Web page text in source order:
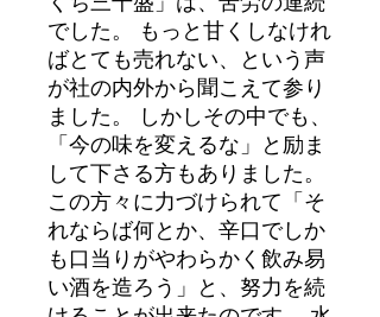
でした。 もっと甘くしなけれ
ばとても売れない、という声
が社の内外から聞こえて参り
ました。 しかしその中でも、
「今の味を変えるな」と励ま
して下さる方もありました。
この方々に力づけられて「そ
れならば何とか、辛口でしか
も口当りがやわらかく飲み易
い酒を造ろう」と、努力を続